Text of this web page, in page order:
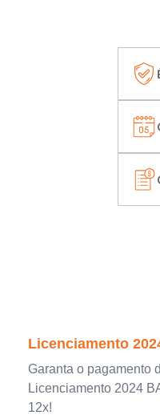
Licenciamento
Garanta o pagamento
Licenciamento 2024
12x!